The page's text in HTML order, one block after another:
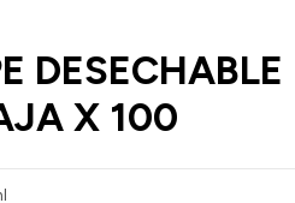
DESECHABLE
X 100